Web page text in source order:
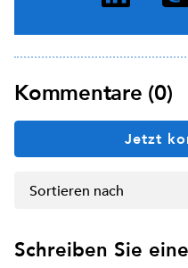
Kommentare (0)
Jetzt
Sortieren nach
Schreiben Sie